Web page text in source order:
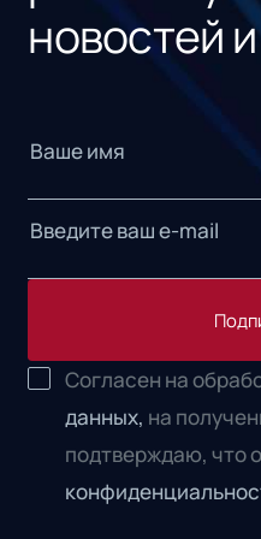
новостей
Согласен на
данных, на
подтверждаю, что